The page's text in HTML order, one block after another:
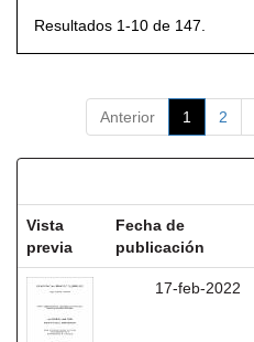
Resultados 1-10 de 147.
Anterior 1 2
Vista
previa
Fecha de
publicación
17-feb-2022